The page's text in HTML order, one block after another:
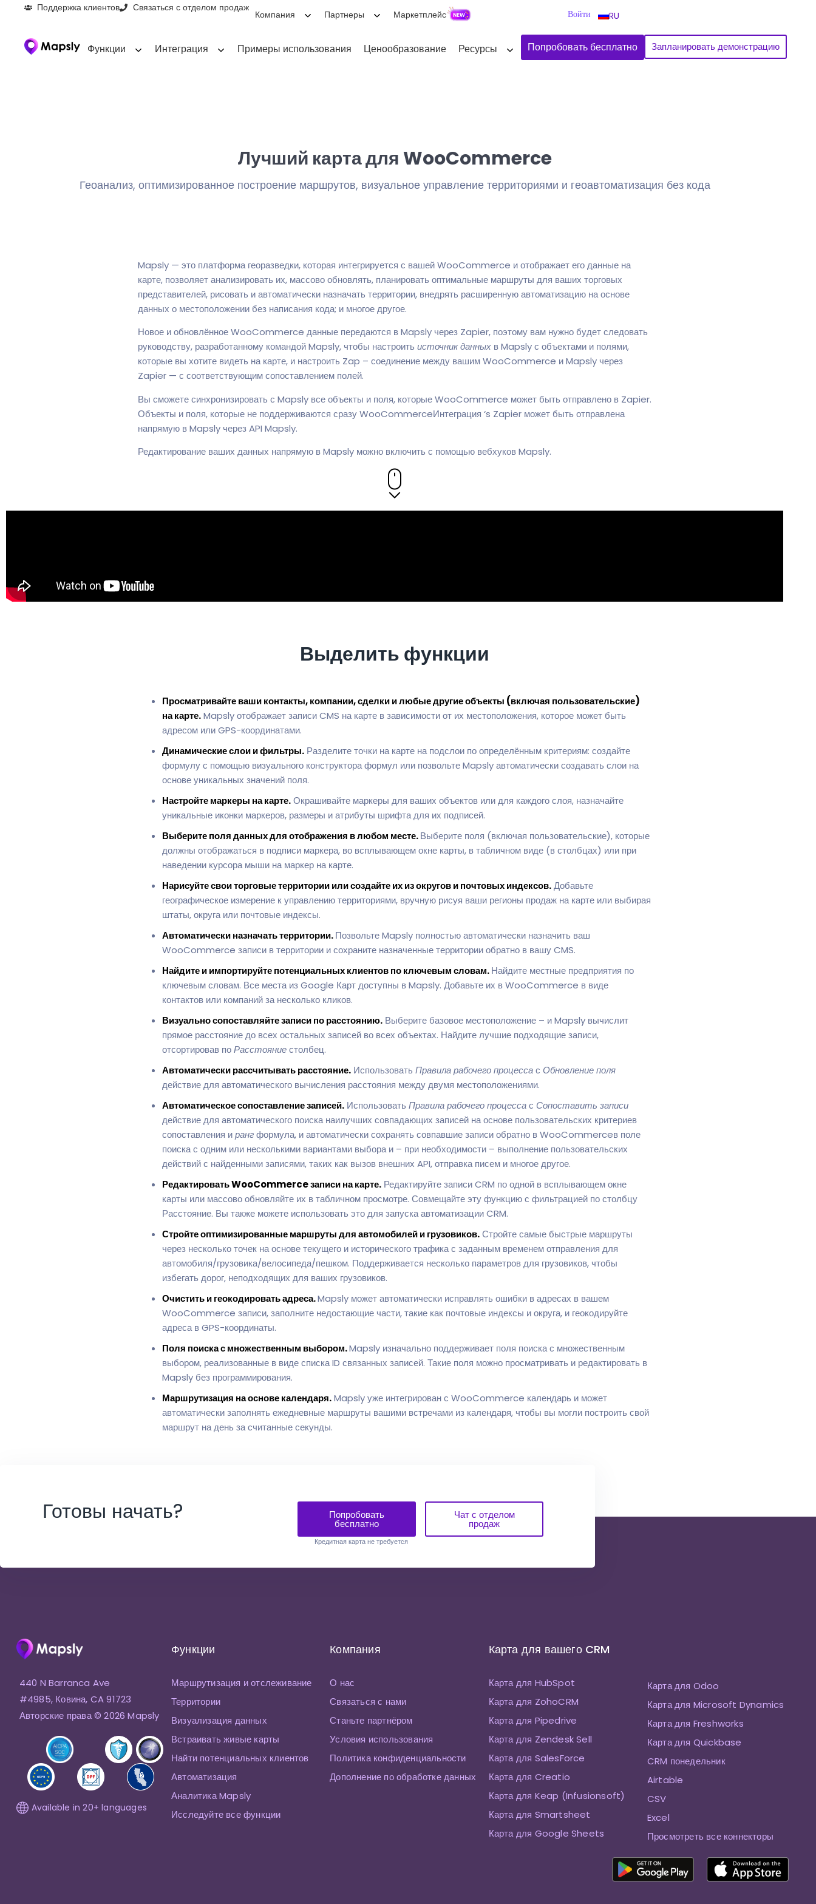
Поддержка клиентов Связаться с отделом продаж
Компания Партнеры Маркетплейс Войти RU
Функции Интеграция Примеры использования Ценообразование Ресурсы Попробовать бесплатно Запланировать демонстрацию
Лучший карта для WooCommerce
Геоанализ, оптимизированное построение маршрутов, визуальное управление территориями и геоавтоматизация без кода
Mapsly — это платформа георазведки, которая интегрируется с вашей WooCommerce и отображает его данные на
карте, позволяет анализировать их, массово обновлять, планировать оптимальные маршруты для ваших торговых
представителей, рисовать и автоматически назначать территории, внедрять расширенную автоматизацию на основе
данных о местоположении без написания кода; и многое другое.
Новое и обновлённое WooCommerce данные передаются в Mapsly через Zapier, поэтому вам нужно будет следовать
руководству, разработанному командой Mapsly, чтобы настроитьисточник данныхв Mapsly с объектами и полями,
которые вы хотите видеть на карте, и настроить Zap – соединение между вашим WooCommerce и Mapsly через
Zapier — с соответствующим сопоставлением полей.
Вы сможете синхронизировать с Mapsly все объекты и поля, которые WooCommerce может быть отправлено в Zapier.
Объекты и поля, которые не поддерживаются сразу WooCommerceИнтеграция ‘s Zapier может быть отправлена
напрямую в Mapsly через API Mapsly.
Редактирование ваших данных напрямую в Mapsly можно включить с помощью вебхуков Mapsly.
Выделить функции
Просматривайте ваши контакты, компании, сделки и любые другие объекты (включая пользовательские)
на карте.Mapsly отображает записи CMS на карте в зависимости от их местоположения, которое может быть
адресом или GPS-координатами.
Динамические слои и фильтры.Разделите точки на карте на подслои по определённым критериям: создайте
формулу с помощью визуального конструктора формул или позвольте Mapsly автоматически создавать слои на
основе уникальных значений поля.
Настройте маркеры на карте.Окрашивайте маркеры для ваших объектов или для каждого слоя, назначайте
уникальные иконки маркеров, размеры и атрибуты шрифта для их подписей.
Выберите поля данных для отображения в любом месте.Выберите поля (включая пользовательские), которые
должны отображаться в подписи маркера, во всплывающем окне карты, в табличном виде (в столбцах) или при
наведении курсора мыши на маркер на карте.
Нарисуйте свои торговые территории или создайте их из округов и почтовых индексов.Добавьте
географическое измерение к управлению территориями, вручную рисуя ваши регионы продаж на карте или выбирая
штаты, округа или почтовые индексы.
Автоматически назначать территории.Позвольте Mapsly полностью автоматически назначить ваш
WooCommerce записи в территории и сохраните назначенные территории обратно в вашу CMS.
Найдите и импортируйте потенциальных клиентов по ключевым словам.Найдите местные предприятия по
ключевым словам. Все места из Google Карт доступны в Mapsly. Добавьте их в WooCommerce в виде
контактов или компаний за несколько кликов.
Визуально сопоставляйте записи по расстоянию.Выберите базовое местоположение – и Mapsly вычислит
прямое расстояние до всех остальных записей во всех объектах. Найдите лучшие подходящие записи,
отсортировав поРасстояниестолбец.
Автоматически рассчитывать расстояние.ИспользоватьПравила рабочего процессас Обновление поля
действие для автоматического вычисления расстояния между двумя местоположениями.
Автоматическое сопоставление записей.ИспользоватьПравила рабочего процессас Сопоставить записи
действие для автоматического поиска наилучших совпадающих записей на основе пользовательских критериев
сопоставления ирангформула, и автоматически сохранять совпавшие записи обратно в WooCommerceв поле
поиска с одним или несколькими вариантами выбора и – при необходимости – выполнение пользовательских
действий с найденными записями, таких как вызов внешних API, отправка писем и многое другое.
Редактировать WooCommerce записи на карте.Редактируйте записи CRM по одной в всплывающем окне
карты или массово обновляйте их в табличном просмотре. Совмещайте эту функцию с фильтрацией по столбцу
Расстояние. Вы также можете использовать это для запуска автоматизации CRM.
Стройте оптимизированные маршруты для автомобилей и грузовиков.Стройте самые быстрые маршруты
через несколько точек на основе текущего и исторического трафика с заданным временем отправления для
автомобиля/грузовика/велосипеда/пешком. Поддерживается несколько параметров для грузовиков, чтобы
избегать дорог, неподходящих для ваших грузовиков.
Очистить и геокодировать адреса.Mapsly может автоматически исправлять ошибки в адресах в вашем
WooCommerce записи, заполните недостающие части, такие как почтовые индексы и округа, и геокодируйте
адреса в GPS-координаты.
Поля поиска с множественным выбором.Mapsly изначально поддерживает поля поиска с множественным
выбором, реализованные в виде списка ID связанных записей. Такие поля можно просматривать и редактировать в
Mapsly без программирования.
Маршрутизация на основе календаря.Mapsly уже интегрирован с WooCommerce календарь и может
автоматически заполнять ежедневные маршруты вашими встречами из календаря, чтобы вы могли построить свой
маршрут на день за считанные секунды.
Готовы начать? Попробовать
бесплатно
Чат с отделом
продаж
Кредитная карта не требуется
440 N Barranca Ave
#4985, Ковина, CA 91723
Авторские права © 2026 Mapsly
Available in 20+ languages
Функции
Маршрутизация и отслеживание
Территории
Визуализация данных
Встраивать живые карты
Найти потенциальных клиентов
Автоматизация
Аналитика Mapsly
Исследуйте все функции
Компания
О нас
Связаться с нами
Станьте партнёром
Условия использования
Политика конфиденциальности
Дополнение по обработке данных
Карта для вашего CRM
Карта для HubSpot
Карта для ZohoCRM
Карта для Pipedrive
Карта для Zendesk Sell
Карта для SalesForce
Карта для Creatio
Карта для Keap (Infusionsoft)
Карта для Smartsheet
Карта для Google Sheets
Карта для Odoo
Карта для Microsoft Dynamics
Карта для Freshworks
Карта для Quickbase
CRM понедельник
Airtable
CSV
Excel
Просмотреть все коннекторы